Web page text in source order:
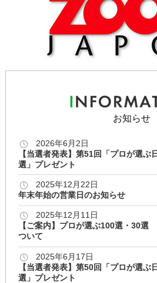
お知らせ
2026年6月2日
【当選者発表】第51回「プロが選ぶ
選」プレゼント
2025年12月22日
年末年始の営業日のお知らせ
2025年12月11日
【ご案内】プロが選ぶ100選・30
ついて
2025年6月17日
【当選者発表】第50回「プロが選ぶ
選」プレゼント